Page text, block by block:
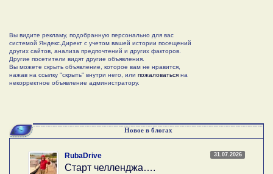
Вы видите рекламу, подобранную персонально для вас
системой Яндекс.Директ с учетом вашей истории посещений
других сайтов, анализа предпочтений и других факторов.
Другие посетители видят другие объявления.
Вы можете скрыть объявление, которое вам не нравится,
нажав на ссылку "скрыть" внутри него, или пожаловаться на
некорректное объявление администратору.
Новое в блогах
31.07.2026
RubaDrive
Старт челленджа….